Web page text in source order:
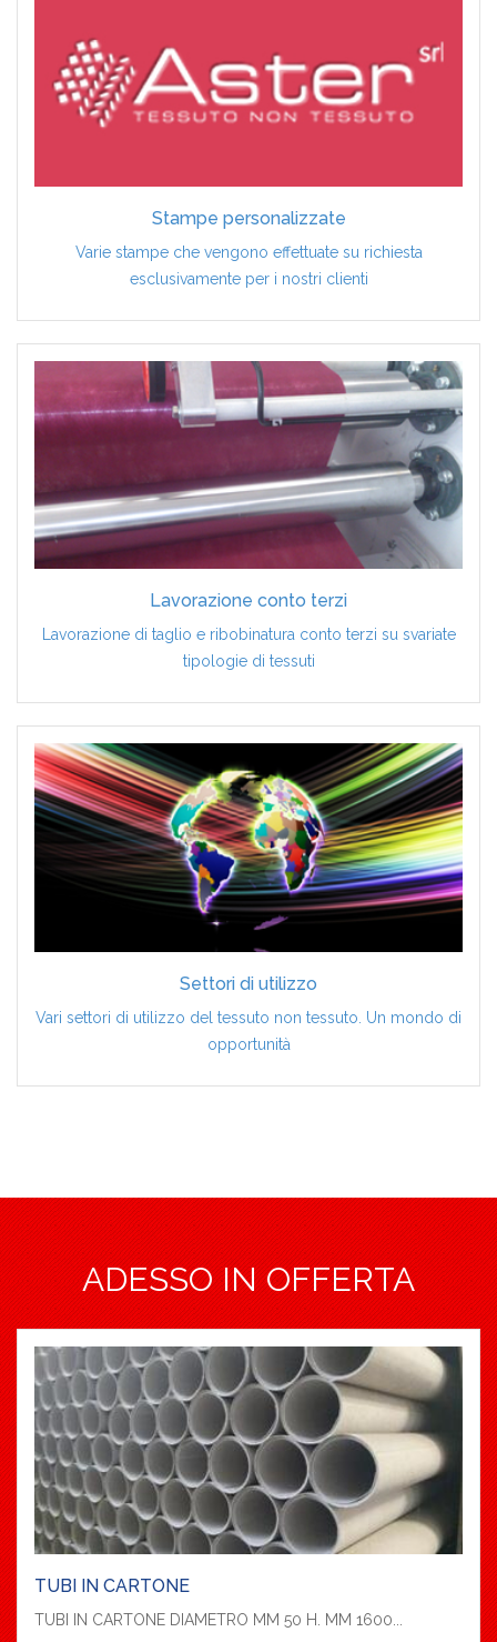
Stampe personalizzate
Varie stampe che vengono effettuate su richiesta
esclusivamente per i nostri clienti
Lavorazione conto terzi
Lavorazione di taglio e ribobinatura conto terzi su svariate
tipologie di tessuti
Settori di utilizzo
Vari settori di utilizzo del tessuto non tessuto. Un mondo di
opportunità
ADESSO IN OFFERTA
TUBI IN CARTONE
TUBI IN CARTONE DIAMETRO MM 50 H. MM 1600...